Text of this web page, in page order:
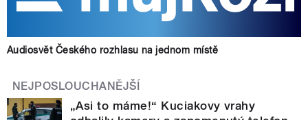
Audiosvět Českého rozhlasu na jednom místě
NEJPOSLOUCHANĚJŠÍ
„Asi to máme!“ Kuciakovy vrahy